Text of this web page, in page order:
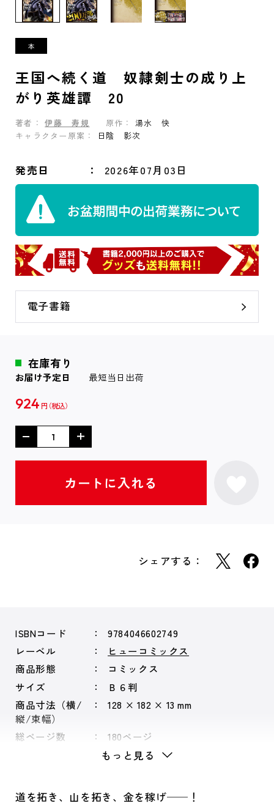
王国へ続く道 奴隷剣士の成り上
がり英雄譚 20
著者： 伊藤 寿規 原作：
湯水 快
キャラクター原案：
日陰 影次
発売日 2026年07月03日
電子書籍
在庫有り
お届け予定日 最短当日出荷
924 円
シェアする：
ISBNコード
9784046602749
レーベル
ヒューコミックス
商品形態
コミックス
サイズ
Ｂ６判
商品寸法（横/
縦/束幅）
128 × 182 × 13 mm
総ページ数 180ページ
もっと見る
道を拓き、山を拓き、金を稼げ──！